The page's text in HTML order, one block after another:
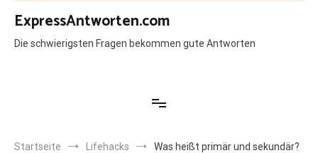
Zum
Inhalt
springen
ExpressAntworten.com
Die schwierigsten Fragen bekommen gute Antworten
Startseite Lifehacks Was heißt primär und sekundär?